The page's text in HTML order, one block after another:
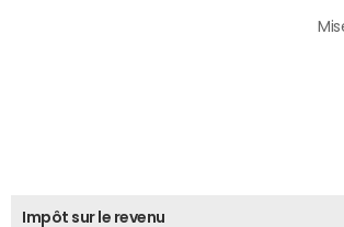
Impôt sur le revenu